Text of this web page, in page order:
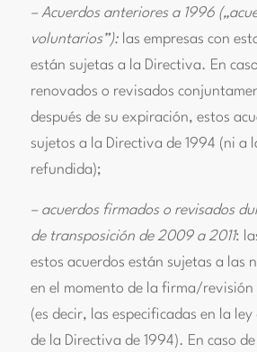
– Acuerdos anteriores a 1996
voluntarios”): las empresas con
están sujetas a la Directiva. En
renovados o revisados
después de su expiración, estos
sujetos a la Directiva de 1994 (ni a
refundida);
– acuerdos firmados o revisados
de transposición de 2009 a 2011:
estos acuerdos están sujetas a las
en el momento de la firma/revisión
(es decir, las especificadas en la
de la Directiva de 1994). En caso